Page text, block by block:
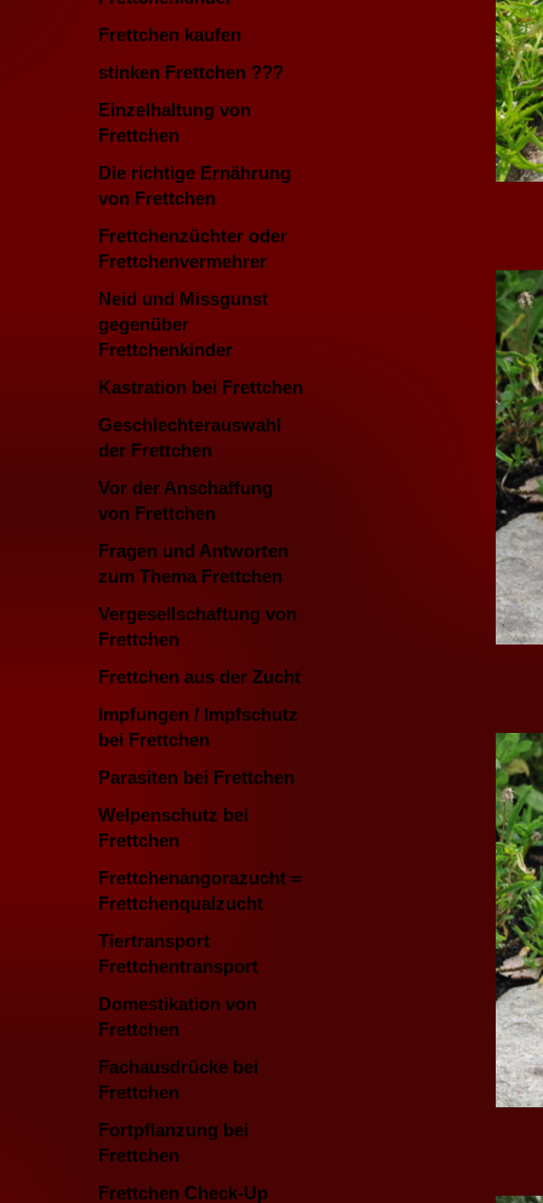
Frettchen kaufen
stinken Frettchen ???
Einzelhaltung von
Frettchen
Die richtige Ernährung
von Frettchen
Frettchenzüchter oder
Frettchenvermehrer
Neid und Missgunst
gegenüber
Frettchenkinder
Kastration bei Frettchen
Geschlechterauswahl
der Frettchen
Vor der Anschaffung
von Frettchen
Fragen und Antworten
zum Thema Frettchen
Vergesellschaftung von
Frettchen
Frettchen aus der Zucht
Impfungen / Impfschutz
bei Frettchen
Parasiten bei Frettchen
Welpenschutz bei
Frettchen
Frettchenangorazucht =
Frettchenqualzucht
Tiertransport
Frettchentransport
Domestikation von
Frettchen
Fachausdrücke bei
Frettchen
Fortpflanzung bei
Frettchen
Frettchen Check-Up